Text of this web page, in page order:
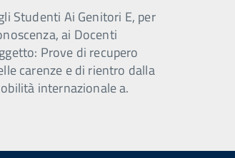
Studenti Ai Genitori E, per
ai Docenti
Prove di recupero
carenze e di rientro dalla
internazionale a.